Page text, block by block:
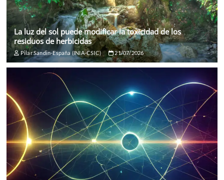
La luz del sol puede modificar la toxicidad de los
residuos de herbicidas
Pilar Sandin-España (INIA-CSIC) 21/07/2026